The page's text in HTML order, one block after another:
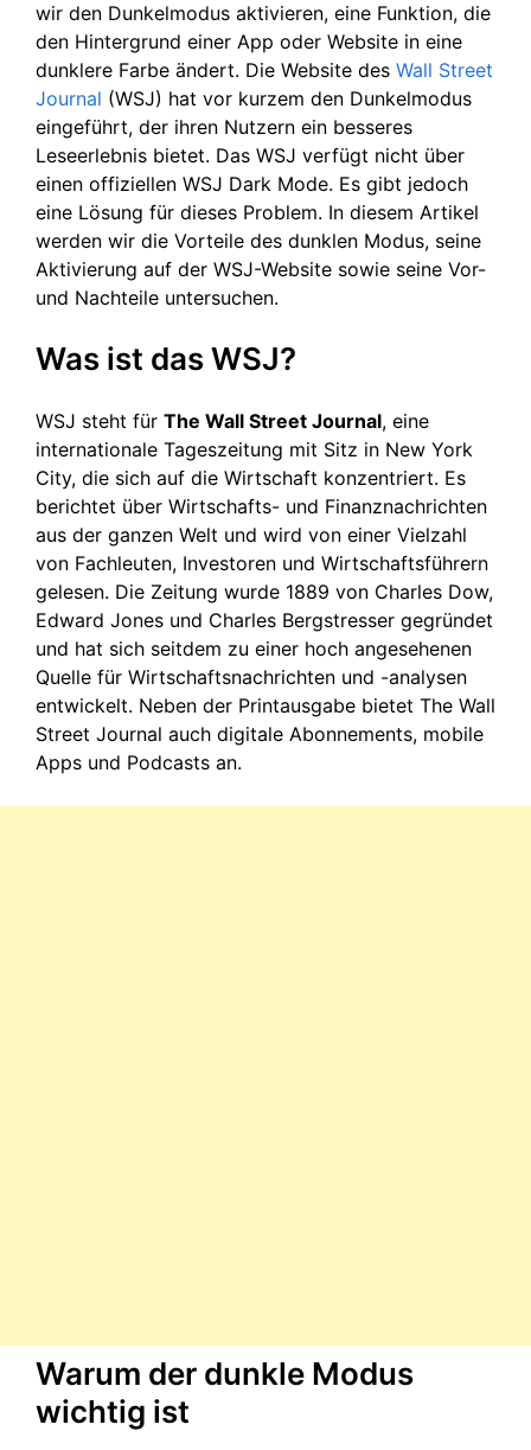
wir den Dunkelmodus aktivieren, eine Funktion, die
den Hintergrund einer App oder Website in eine
dunklere Farbe ändert. Die Website des Wall Street
Journal (WSJ) hat vor kurzem den Dunkelmodus
eingeführt, der ihren Nutzern ein besseres
Leseerlebnis bietet. Das WSJ verfügt nicht über
einen offiziellen WSJ Dark Mode. Es gibt jedoch
eine Lösung für dieses Problem. In diesem Artikel
werden wir die Vorteile des dunklen Modus, seine
Aktivierung auf der WSJ-Website sowie seine Vor-
und Nachteile untersuchen.
Was ist das WSJ?
WSJ steht für The Wall Street Journal, eine
internationale Tageszeitung mit Sitz in New York
City, die sich auf die Wirtschaft konzentriert. Es
berichtet über Wirtschafts- und Finanznachrichten
aus der ganzen Welt und wird von einer Vielzahl
von Fachleuten, Investoren und Wirtschaftsführern
gelesen. Die Zeitung wurde 1889 von Charles Dow,
Edward Jones und Charles Bergstresser gegründet
und hat sich seitdem zu einer hoch angesehenen
Quelle für Wirtschaftsnachrichten und -analysen
entwickelt. Neben der Printausgabe bietet The Wall
Street Journal auch digitale Abonnements, mobile
Apps und Podcasts an.
Warum der dunkle Modus
wichtig ist